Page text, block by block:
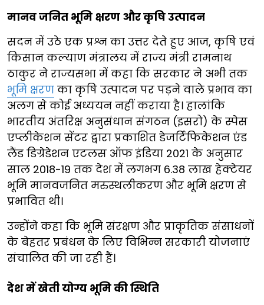
मानव जनित भूमि क्षरण और कृषि उत्पादन
सदन में उठे एक प्रश्न का उत्तर देते हुए आज, कृषि एवं
किसान कल्याण मंत्रालय में राज्य मंत्री रामनाथ
ठाकुर ने राज्यसभा में कहा कि सरकार ने अभी तक
भूमि क्षरण का कृषि उत्पादन पर पड़ने वाले प्रभाव का
अलग से कोई अध्ययन नहीं कराया है। हालांकि
भारतीय अंतरिक्ष अनुसंधान संगठन (इसरो) के स्पेस
एप्लीकेशन सेंटर द्वारा प्रकाशित डेजर्टिफिकेशन एंड
लैंड डिग्रेडेशन एटलस ऑफ इंडिया 2021 के अनुसार
साल 2018-19 तक देश में लगभग 6.38 लाख हेक्टेयर
भूमि मानवजनित मरुस्थलीकरण और भूमि क्षरण से
प्रभावित थी।
उन्होंने कहा कि भूमि संरक्षण और प्राकृतिक संसाधनों
के बेहतर प्रबंधन के लिए विभिन्न सरकारी योजनाएं
संचालित की जा रही हैं।
देश में खेती योग्य भूमि की स्थिति